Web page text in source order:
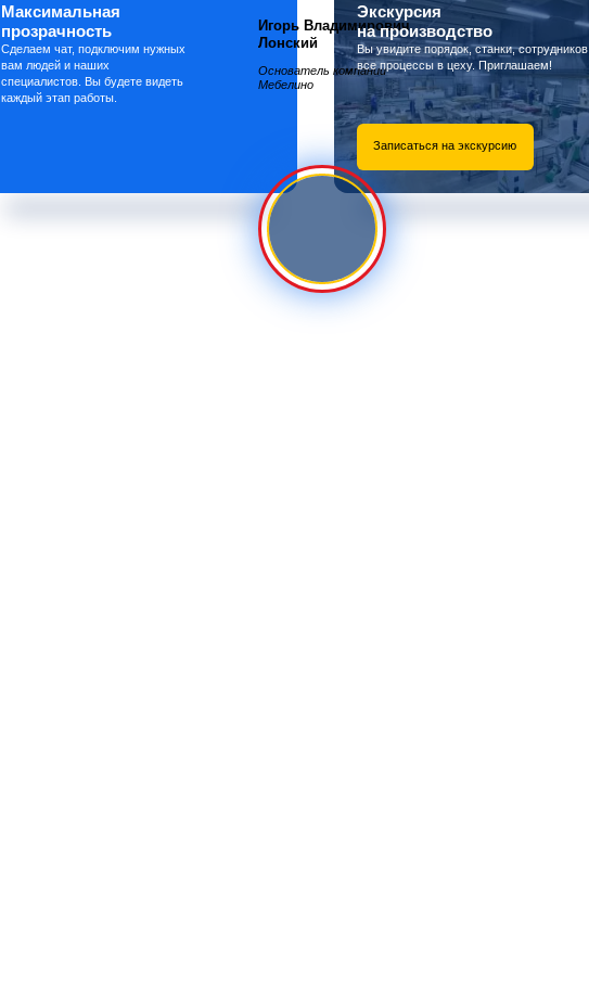
Игорь Владимирович
Лонский
Основатель компании
Мебелино
Максимальная
прозрачность
Сделаем чат, подключим нужных
вам людей и наших
специалистов. Вы будете видеть
каждый этап работы.
Экскурсия
на производство
Вы увидите порядок, станки, сотрудников
все процессы в цеху. Приглашаем!
Записаться на экскурсию